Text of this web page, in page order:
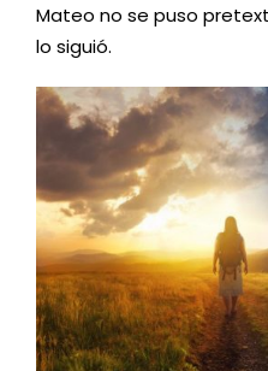
Mateo no se puso
lo siguió.